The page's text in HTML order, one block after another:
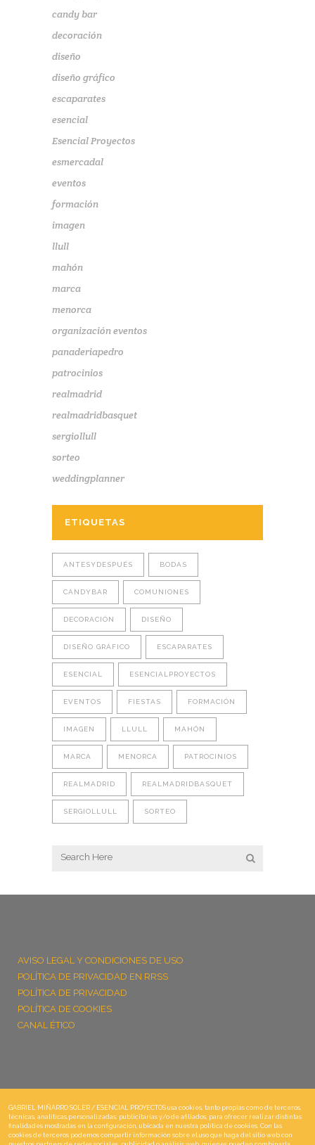
candy bar
decoración
diseño
diseño gráfico
escaparates
esencial
Esencial Proyectos
esmercadal
eventos
formación
imagen
llull
mahón
marca
menorca
organización eventos
panaderiapedro
patrocinios
realmadrid
realmadridbasquet
sergiollull
sorteo
weddingplanner
ETIQUETAS
ANTESYDESPUÉS BODAS
CANDYBAR COMUNIONES
DECORACIÓN DISEÑO
DISEÑO GRÁFICO ESCAPARATES
ESENCIAL ESENCIALPROYECTOS
EVENTOS FIESTAS FORMACIÓN
IMAGEN LLULL MAHÓN
MARCA MENORCA PATROCINIOS
REALMADRID REALMADRIDBASQUET
SERGIOLLULL SORTEO
AVISO LEGAL Y CONDICIONES DE USO
POLÍTICA DE PRIVACIDAD EN RRSS
POLÍTICA DE PRIVACIDAD
POLÍTICA DE COOKIES
CANAL ÉTICO
GABRIEL MIÑARRO SOLER / ESENCIAL PROYECTOS usa cookies, tanto propias como de terceros,
técnicas, analíticas,personalizadas, publicitarias y/o de afiliados, para ofrecer realizar distintas
finalidades mostradas en la configuración, ubicada en nuestra política de cookies. Con las
cookies de terceros podemos compartir información sobre el uso que haga del sitio web con